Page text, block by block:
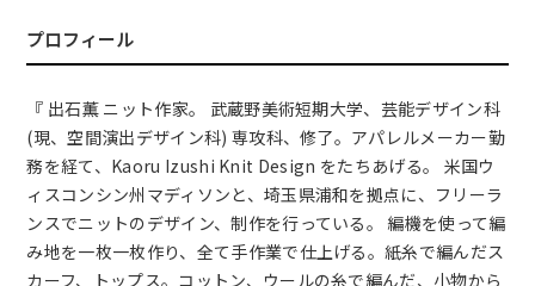
プロフィール
『 出石薫 ニット作家。 武蔵野美術短期大学、芸能デザイン科
(現、空間演出デザイン科) 専攻科、修了。アパレルメーカー勤
務を経て、Kaoru Izushi Knit Design をたちあげる。 米国ウ
ィスコンシン州マディソンと、埼玉県浦和を拠点に、フリーラ
ンスでニットのデザイン、制作を行っている。 編機を使って編
み地を一枚一枚作り、全て手作業で仕上げる。紙糸で編んだス
カーフ、トップス。コットン、ウールの糸で編んだ、小物から